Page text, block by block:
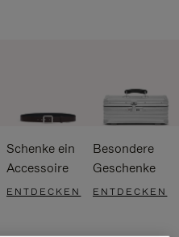
Schenke ein
Accessoire
ENTDECKEN
Besondere
Geschenke
ENTDECKEN